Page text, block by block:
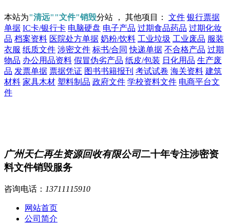
本站为"清远""文件"销毁分站 ， 其他项目： 文件 银行票据
单据 IC卡/银行卡 电脑硬盘 电子产品 过期食品药品 过期化妆
品 档案资料 医院处方单据 奶粉/饮料 工业垃圾 工业废品 服装
衣服 纸质文件 涉密文件 标书/合同 快递单据 不合格产品 过期
物品 办公用品资料 假冒伪劣产品 纸皮/包装 日化用品 生产废
品 发票单据 票据凭证 图书书籍报刊 考试试卷 海关资料 建筑
材料 家具木材 塑料制品 政府文件 学校资料文件 电商平台文
件
广州天仁再生资源回收有限公司二十年专注涉密资
料文件销毁服务
咨询电话： 13711115910
网站首页
公司简介